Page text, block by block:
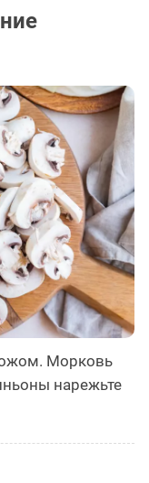
Морковь
нарежьте